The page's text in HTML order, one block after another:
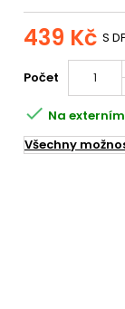
439 Kč S
Počet
 Na
Všechny